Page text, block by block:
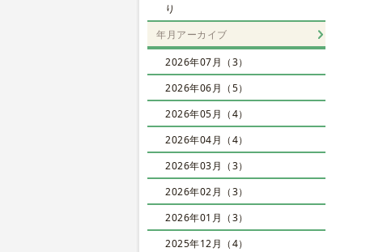
り
年月アーカイブ
2026年07月（3）
2026年06月（5）
2026年05月（4）
2026年04月（4）
2026年03月（3）
2026年02月（3）
2026年01月（3）
2025年12月（4）